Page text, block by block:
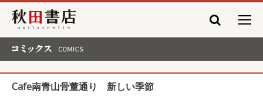
秋田書店
Cafe南青山骨董通り 新しい季節